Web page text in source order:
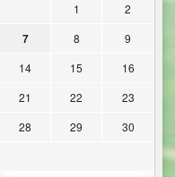
1
2
7 8
9
14 15
16
21 22
23
28 29
30